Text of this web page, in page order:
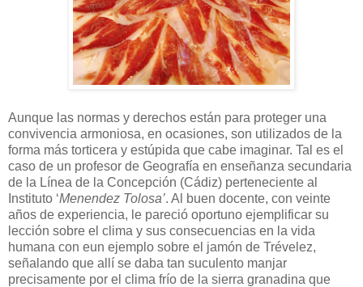
Aunque las normas y derechos están para proteger una
convivencia armoniosa, en ocasiones, son utilizados de la
forma más torticera y estúpida que cabe imaginar. Tal es el
caso de un profesor de Geografía en enseñanza secundaria
de la Línea de la Concepción (Cádiz) perteneciente al
Instituto ‘Menendez Tolosa’. Al buen docente, con veinte
años de experiencia, le pareció oportuno ejemplificar su
lección sobre el clima y sus consecuencias en la vida
humana con eun ejemplo sobre el jamón de Trévelez,
señalando que allí se daba tan suculento manjar
precisamente por el clima frío de la sierra granadina que